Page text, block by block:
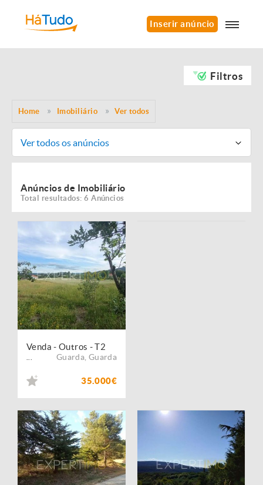
Inserir anúncio
Filtros
Home Imobiliário Ver todos
Ver todos os anúncios
Anúncios de Imobiliário
Total resultados: 6 Anúncios
Venda - Outros - T2
Guarda Guarda
35.000€